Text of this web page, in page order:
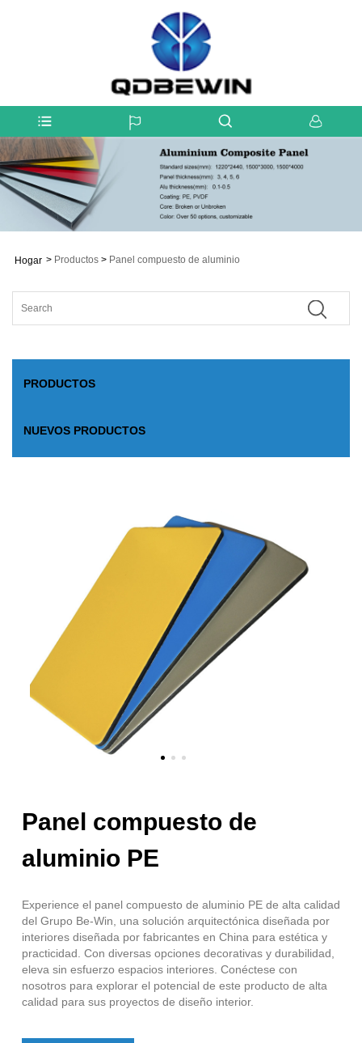
Hogar > Productos > Panel compuesto de aluminio
PRODUCTOS
NUEVOS PRODUCTOS
Panel compuesto de
aluminio PE
Experience el panel compuesto de aluminio PE de alta calidad
del Grupo Be-Win, una solución arquitectónica diseñada por
interiores diseñada por fabricantes en China para estética y
practicidad. Con diversas opciones decorativas y durabilidad,
eleva sin esfuerzo espacios interiores. Conéctese con
nosotros para explorar el potencial de este producto de alta
calidad para sus proyectos de diseño interior.